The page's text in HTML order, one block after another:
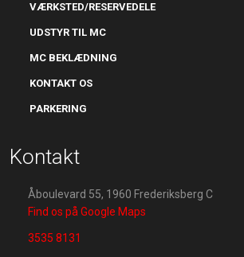
VÆRKSTED/RESERVEDELE
UDSTYR TIL MC
MC BEKLÆDNING
KONTAKT OS
PARKERING
Kontakt
Åboulevard 55, 1960 Frederiksberg C
Find os på Google Maps
3535 8131